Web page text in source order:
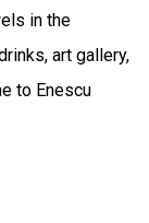
in the
art gallery,
to Enescu